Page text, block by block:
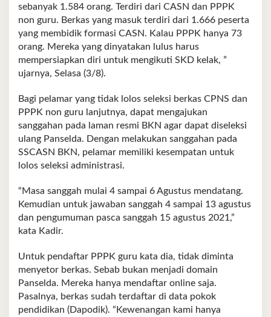
sebanyak 1.584 orang. Terdiri dari CASN dan PPPK
non guru. Berkas yang masuk terdiri dari 1.666 peserta
yang membidik formasi CASN. Kalau PPPK hanya 73
orang. Mereka yang dinyatakan lulus harus
mempersiapkan diri untuk mengikuti SKD kelak, ”
ujarnya, Selasa (3/8).
Bagi pelamar yang tidak lolos seleksi berkas CPNS dan
PPPK non guru lanjutnya, dapat mengajukan
sanggahan pada laman resmi BKN agar dapat diseleksi
ulang Panselda. Dengan melakukan sanggahan pada
SSCASN BKN, pelamar memiliki kesempatan untuk
lolos seleksi administrasi.
“Masa sanggah mulai 4 sampai 6 Agustus mendatang.
Kemudian untuk jawaban sanggah 4 sampai 13 agustus
dan pengumuman pasca sanggah 15 agustus 2021,”
kata Kadir.
Untuk pendaftar PPPK guru kata dia, tidak diminta
menyetor berkas. Sebab bukan menjadi domain
Panselda. Mereka hanya mendaftar online saja.
Pasalnya, berkas sudah terdaftar di data pokok
pendidikan (Dapodik). “Kewenangan kami hanya